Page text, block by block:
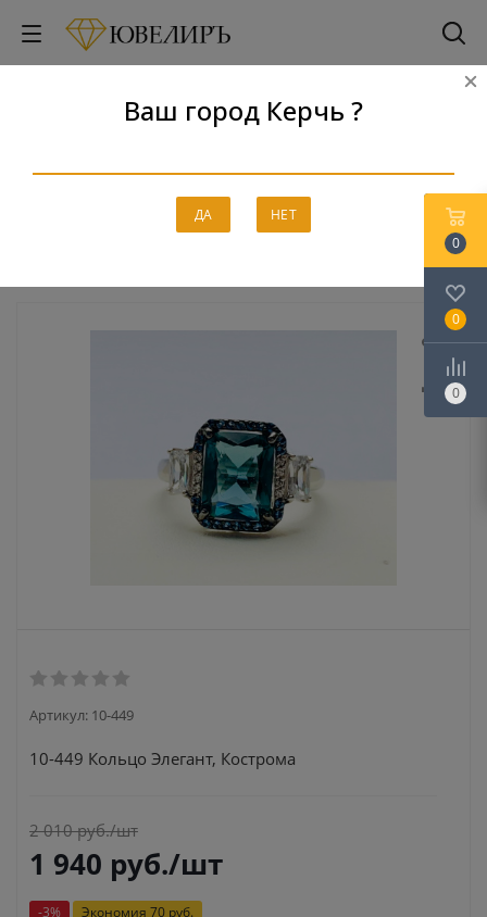
Ваш город Керчь ?
ДА НЕТ
Серебро Кольца
Кострома
Артикул: 10-449
10-449 Кольцо Элегант, Кострома
2 010руб./шт
1 940 руб./шт
-3% Экономия 70 руб.
0
0
0